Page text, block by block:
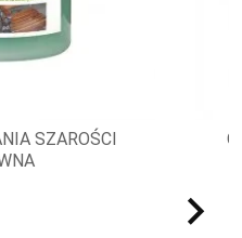
SZAROŚCI